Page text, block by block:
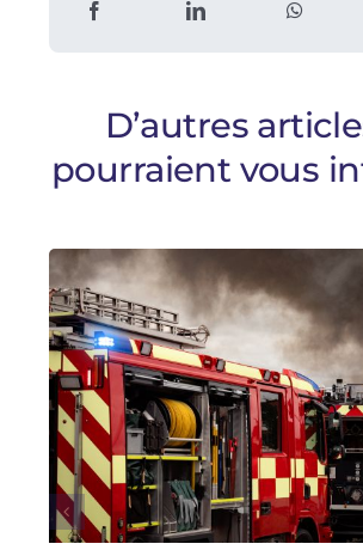
D’autres
pourraient vous